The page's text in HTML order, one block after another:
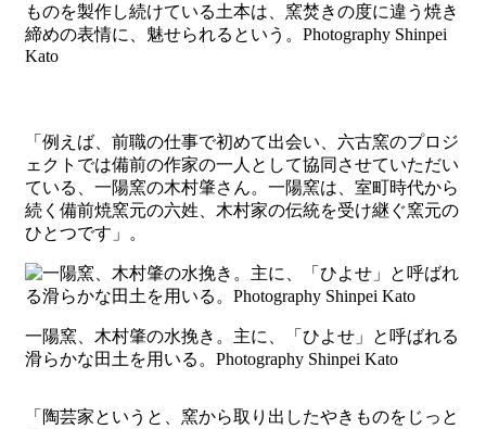
ものを製作し続けている土本は、窯焚きの度に違う焼き
締めの表情に、魅せられるという。Photography Shinpei
Kato
「例えば、前職の仕事で初めて出会い、六古窯のプロジ
ェクトでは備前の作家の一人として協同させていただい
ている、一陽窯の木村肇さん。一陽窯は、室町時代から
続く備前焼窯元の六姓、木村家の伝統を受け継ぐ窯元の
ひとつです」。
一陽窯、木村肇の水挽き。主に、「ひよせ」と呼ばれる
滑らかな田土を用いる。Photography Shinpei Kato
「陶芸家というと、窯から取り出したやきものをじっと